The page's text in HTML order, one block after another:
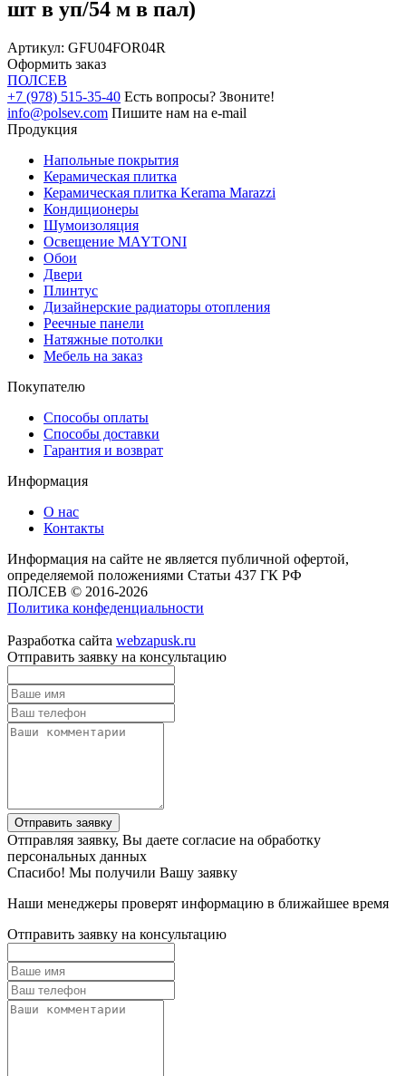
шт в уп/54 м в пал)
Артикул: GFU04FOR04R
Оформить заказ
ПОЛСЕВ
+7 (978) 515-35-40 Есть вопросы? Звоните!
info@polsev.com Пишите нам на e-mail
Продукция
Напольные покрытия
Керамическая плитка
Керамическая плитка Kerama Marazzi
Кондиционеры
Шумоизоляция
Освещение MAYTONI
Обои
Двери
Плинтус
Дизайнерские радиаторы отопления
Реечные панели
Натяжные потолки
Мебель на заказ
Покупателю
Способы оплаты
Способы доставки
Гарантия и возврат
Информация
О нас
Контакты
Информация на сайте не является публичной офертой,
определяемой положениями Статьи 437 ГК РФ
ПОЛСЕВ © 2016-2026
Политика конфеденциальности
Разработка сайта webzapusk.ru
Отправить заявку на консультацию
Отправить заявку
Отправляя заявку, Вы даете согласие на обработку
персональных данных
Спасибо! Мы получили Вашу заявку
Наши менеджеры проверят информацию в ближайшее время
Отправить заявку на консультацию